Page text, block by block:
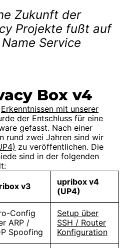
Zukunft der
Projekte fußt auf
Service
Box v4
Erkenntnissen mit unserer
der Entschluss für eine
gefasst. Nach einer
rund zwei Jahren sind wir
zu veröffentlichen. Die
sind in der folgenden
v3
upribox v4
(UP4)
Config
ARP /
Spoofing
Setup über
SSH / Router
Konfiguration